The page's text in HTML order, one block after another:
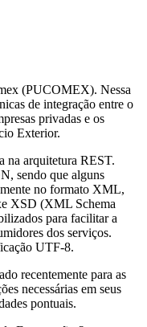
(PUCOMEX). Nessa
de integração entre o
privadas e os
Exterior.
na arquitetura REST.
sendo que alguns
no formato XML,
XSD (XML Schema
para facilitar a
dos serviços.
UTF-8.
recentemente para as
necessárias em seus
pontuais.